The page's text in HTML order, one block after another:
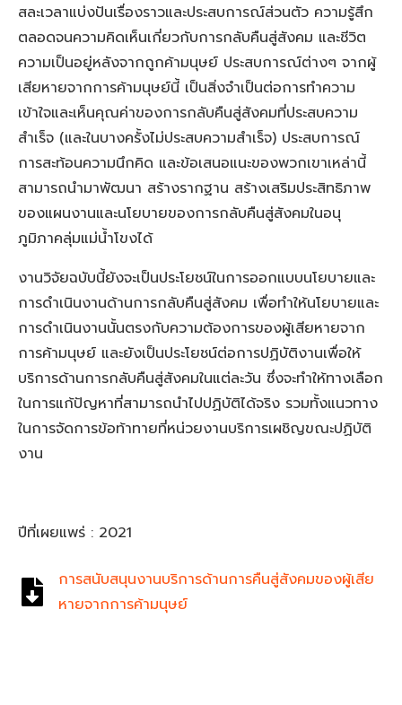
สละเวลาแบ่งปันเรื่องราวและประสบการณ์ส่วนตัว ความรู้สึก
ตลอดจนความคิดเห็นเกี่ยวกับการกลับคืนสู่สังคม และชีวิต
ความเป็นอยู่หลังจากถูกค้ามนุษย์ ประสบการณ์ต่างๆ จากผู้
เสียหายจากการค้ามนุษย์นี้ เป็นสิ่งจำเป็นต่อการทำความ
เข้าใจและเห็นคุณค่าของการกลับคืนสู่สังคมที่ประสบความ
สำเร็จ (และในบางครั้งไม่ประสบความสำเร็จ) ประสบการณ์
การสะท้อนความนึกคิด และข้อเสนอแนะของพวกเขาเหล่านี้
สามารถนำมาพัฒนา สร้างรากฐาน สร้างเสริมประสิทธิภาพ
ของแผนงานและนโยบายของการกลับคืนสู่สังคมในอนุ
ภูมิภาคลุ่มแม่น้ำโขงได้
งานวิจัยฉบับนี้ยังจะเป็นประโยชน์ในการออกแบบนโยบายและ
การดำเนินงานด้านการกลับคืนสู่สังคม เพื่อทำให้นโยบายและ
การดำเนินงานนั้นตรงกับความต้องการของผู้เสียหายจาก
การค้ามนุษย์ และยังเป็นประโยชน์ต่อการปฏิบัติงานเพื่อให้
บริการด้านการกลับคืนสู่สังคมในแต่ละวัน ซึ่งจะทำให้ทางเลือก
ในการแก้ปัญหาที่สามารถนำไปปฏิบัติได้จริง รวมทั้งแนวทาง
ในการจัดการข้อท้าทายที่หน่วยงานบริการเผชิญขณะปฏิบัติ
งาน
ปีที่เผยแพร่ : 2021
การสนับสนุนงานบริการด้านการคืนสู่สังคมของผู้เสีย
หายจากการค้ามนุษย์